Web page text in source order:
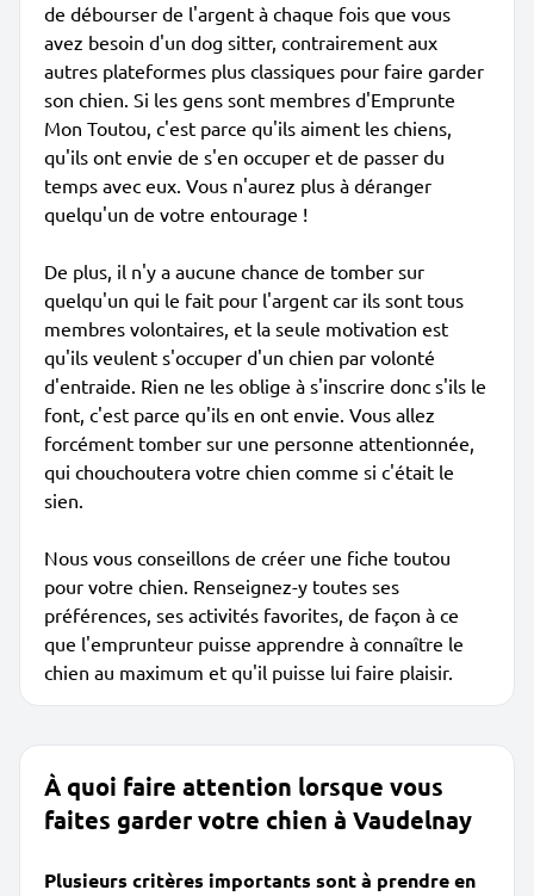
de débourser de l'argent à chaque fois que vous
avez besoin d'un dog sitter, contrairement aux
autres plateformes plus classiques pour faire garder
son chien. Si les gens sont membres d'Emprunte
Mon Toutou, c'est parce qu'ils aiment les chiens,
qu'ils ont envie de s'en occuper et de passer du
temps avec eux. Vous n'aurez plus à déranger
quelqu'un de votre entourage !
De plus, il n'y a aucune chance de tomber sur
quelqu'un qui le fait pour l'argent car ils sont tous
membres volontaires, et la seule motivation est
qu'ils veulent s'occuper d'un chien par volonté
d'entraide. Rien ne les oblige à s'inscrire donc s'ils le
font, c'est parce qu'ils en ont envie. Vous allez
forcément tomber sur une personne attentionnée,
qui chouchoutera votre chien comme si c'était le
sien.
Nous vous conseillons de créer une fiche toutou
pour votre chien. Renseignez-y toutes ses
préférences, ses activités favorites, de façon à ce
que l'emprunteur puisse apprendre à connaître le
chien au maximum et qu'il puisse lui faire plaisir.
À quoi faire attention lorsque vous
faites garder votre chien à Vaudelnay
Plusieurs critères importants sont à prendre en